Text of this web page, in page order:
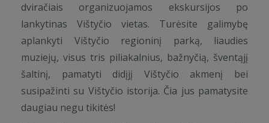
dviračiais organizuojamos ekskursijos po
lankytinas Vištyčio vietas. Turėsite galimybę
aplankyti Vištyčio regioninį parką, liaudies
muziejų, visus tris piliakalnius, bažnyčią, šventąjį
šaltinį, pamatyti didįjį Vištyčio akmenį bei
susipažinti su Vištyčio istorija. Čia jus pamatysite
daugiau negu tikitės!